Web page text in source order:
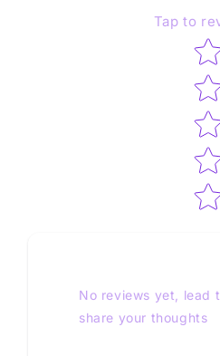
Tap to
No reviews yet, lead
share your thoughts